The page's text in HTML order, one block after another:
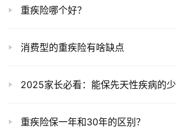
重疾险哪个好？
消费型的重疾险有啥缺点
2025家长必看：能保先天性疾病的少儿重疾险？
重疾险保一年和30年的区别？